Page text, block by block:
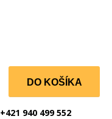
DO KOŠÍKA
+421 940 499 552